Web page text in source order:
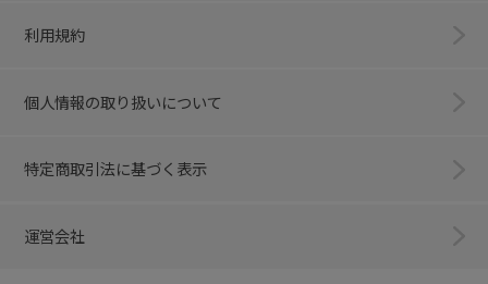
利用規約
個人情報の取り扱いについて
特定商取引法に基づく表示
運営会社